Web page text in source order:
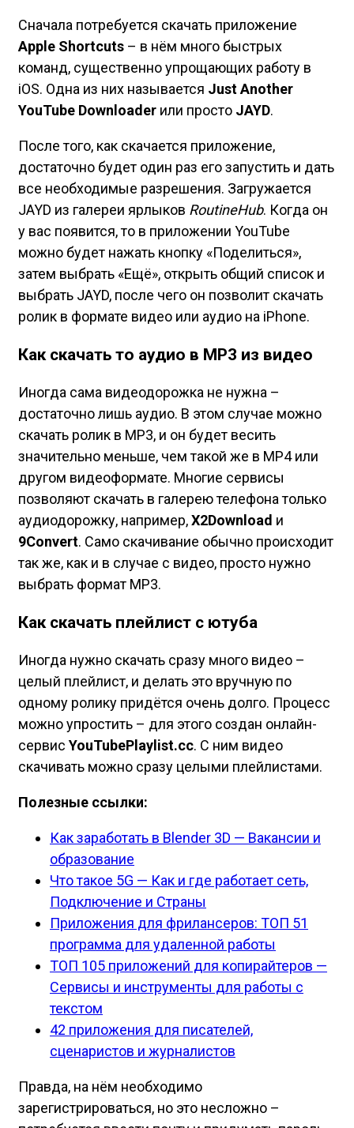
Сначала потребуется скачать приложение
Apple Shortcuts – в нём много быстрых
команд, существенно упрощающих работу в
iOS. Одна из них называется Just Another
YouTube Downloader или просто JAYD.
После того, как скачается приложение,
достаточно будет один раз его запустить и дать
все необходимые разрешения. Загружается
JAYD из галереи ярлыков RoutineHub. Когда он
у вас появится, то в приложении YouTube
можно будет нажать кнопку «Поделиться»,
затем выбрать «Ещё», открыть общий список и
выбрать JAYD, после чего он позволит скачать
ролик в формате видео или аудио на iPhone.
Как скачать то аудио в MP3 из видео
Иногда сама видеодорожка не нужна –
достаточно лишь аудио. В этом случае можно
скачать ролик в MP3, и он будет весить
значительно меньше, чем такой же в MP4 или
другом видеоформате. Многие сервисы
позволяют скачать в галерею телефона только
аудиодорожку, например,X2Download и
9Convert. Само скачивание обычно происходит
так же, как и в случае с видео, просто нужно
выбрать формат MP3.
Как скачать плейлист с ютуба
Иногда нужно скачать сразу много видео –
целый плейлист, и делать это вручную по
одному ролику придётся очень долго. Процесс
можно упростить – для этого создан онлайн-
сервис YouTubePlaylist.cc. С ним видео
скачивать можно сразу целыми плейлистами.
Полезные ссылки:
Как заработать в Blender 3D — Вакансии и
образование
Что такое 5G — Как и где работает сеть,
Подключение и Страны
Приложения для фрилансеров: ТОП 51
программа для удаленной работы
ТОП 105 приложений для копирайтеров —
Сервисы и инструменты для работы с
текстом
42 приложения для писателей,
сценаристов и журналистов
Правда, на нём необходимо
зарегистрироваться, но это несложно –